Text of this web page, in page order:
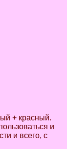
+ красный.
и
и всего, с